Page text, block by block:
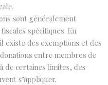
sont généralement
spécifiques. En
existe des exemptions et des
entre membres de
de certaines limites, des
s’appliquer.